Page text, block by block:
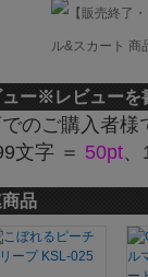
ー※レビューを
のご購入者
文字 ＝ 50pt
品